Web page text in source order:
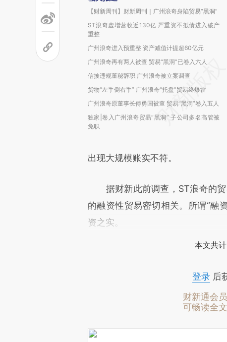
【财新周刊】财新周刊｜广州浪奇身陷贸易“黑洞”
ST浪奇虚增营收近130亿 严重资不抵债进入破产
重整
广州浪奇进入预重整 资产减值计提超60亿元
广州浪奇再有两人被查 贸易“黑洞”已卷入六人
信披违规董秘辞职 广州浪奇被立案调查
货物“左手倒右手” 广州浪奇“托盘”贸易终爆雷
广州浪奇原董事长傅勇国被查 贸易“黑洞”卷入五人
独家|卷入广州浪奇贸易“黑洞” 子公司多名高管被
免职
出现大规模账实不符。
据财新此前调查，ST浪奇的贸
的融资性贸易密切相关。所谓“融
资之实。
本文共
登录后
财新通会员
可畅读全文